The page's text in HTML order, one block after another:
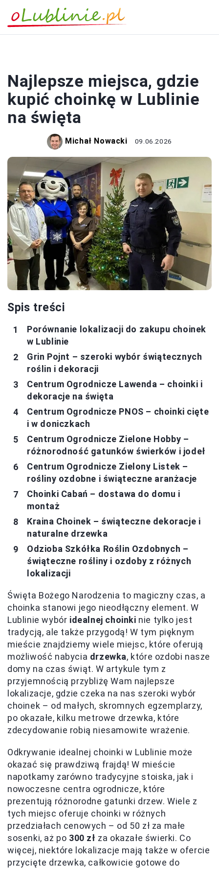
Najlepsze miejsca, gdzie
kupić choinkę w Lublinie
na święta
Michał Nowacki 09.06.2026
Spis treści
Porównanie lokalizacji do zakupu choinek
w Lublinie
Grin Pojnt – szeroki wybór świątecznych
roślin i dekoracji
Centrum Ogrodnicze Lawenda – choinki i
dekoracje na święta
Centrum Ogrodnicze PNOS – choinki cięte
i w doniczkach
Centrum Ogrodnicze Zielone Hobby –
różnorodność gatunków świerków i jodeł
Centrum Ogrodnicze Zielony Listek –
rośliny ozdobne i świąteczne aranżacje
Choinki Cabań – dostawa do domu i
montaż
Kraina Choinek – świąteczne dekoracje i
naturalne drzewka
Odzioba Szkółka Roślin Ozdobnych –
świąteczne rośliny i ozdoby z różnych
lokalizacji
Święta Bożego Narodzenia to magiczny czas, a
choinka stanowi jego nieodłączny element. W
Lublinie wybór idealnej choinki nie tylko jest
tradycją, ale także przygodą! W tym pięknym
mieście znajdziemy wiele miejsc, które oferują
możliwość nabycia drzewka, które ozdobi nasze
domy na czas świąt. W artykule tym z
przyjemnością przybliżę Wam najlepsze
lokalizacje, gdzie czeka na nas szeroki wybór
choinek – od małych, skromnych egzemplarzy,
po okazałe, kilku metrowe drzewka, które
zdecydowanie robią niesamowite wrażenie.
Odkrywanie idealnej choinki w Lublinie może
okazać się prawdziwą frajdą! W mieście
napotkamy zarówno tradycyjne stoiska, jak i
nowoczesne centra ogrodnicze, które
prezentują różnorodne gatunki drzew. Wiele z
tych miejsc oferuje choinki w różnych
przedziałach cenowych – od 50 zł za małe
sosenki, aż po 300 zł za okazałe świerki. Co
więcej, niektóre lokalizacje mają także w ofercie
przycięte drzewka, całkowicie gotowe do